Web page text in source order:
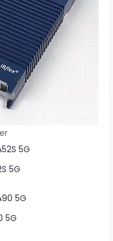
5G
5G